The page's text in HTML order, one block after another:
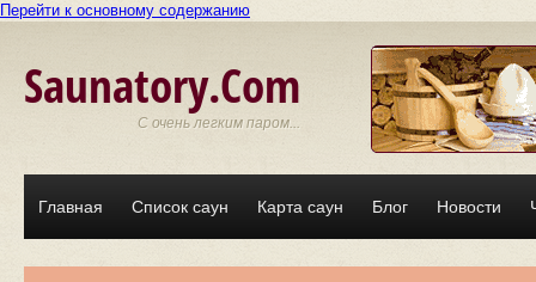
Перейти к основному содержанию
Saunatory.Com
С очень легким паром...
Главная Список саун Карта саун Блог Новости